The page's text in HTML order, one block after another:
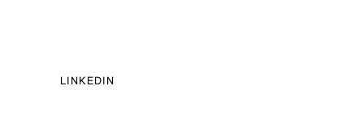
LINKEDIN